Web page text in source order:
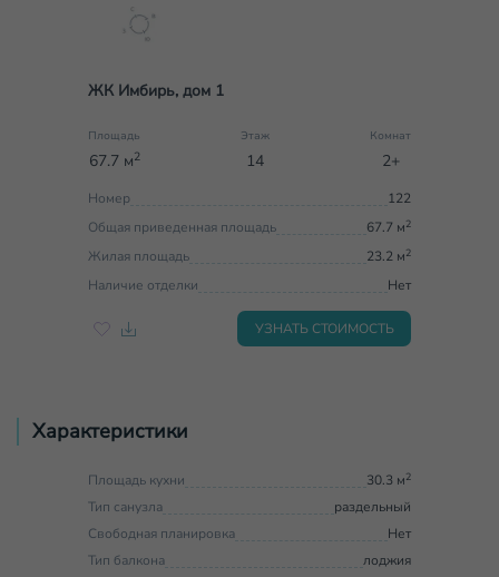
ЖК Имбирь, дом 1
Площадь
67.7 м2
Этаж
14
Комнат
2+
Номер
122
Общая приведенная площадь
67.7 м2
Жилая площадь 23.2 м2
Наличие отделки Нет
УЗНАТЬ СТОИМОСТЬ
Характеристики
Площадь кухни 30.3 м2
Тип санузла
раздельный
Свободная планировка
Нет
Тип балкона
лоджия